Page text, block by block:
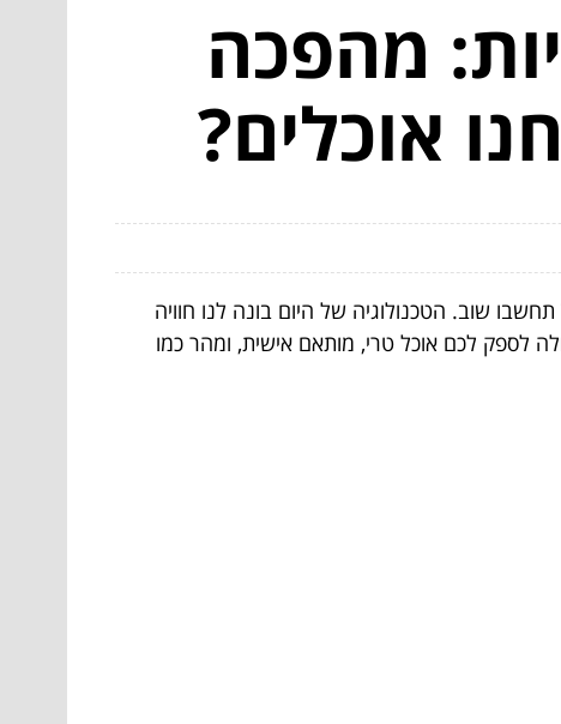
מהפכה
אוכלים?
שוב. הטכנולוגיה של היום בונה לנו חוויה
לספק לכם אוכל טרי, מותאם אישית, ומהר כמו